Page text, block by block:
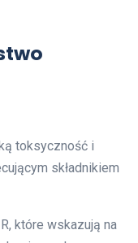
toksyczność i
składnikiem
które wskazują na